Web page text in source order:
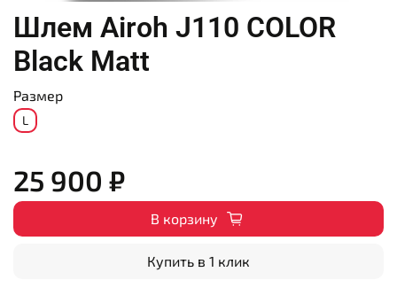
Шлем Airoh J110 COLOR
Black Matt
Размер
L
25 900 ₽
В корзину
Купить в 1 клик